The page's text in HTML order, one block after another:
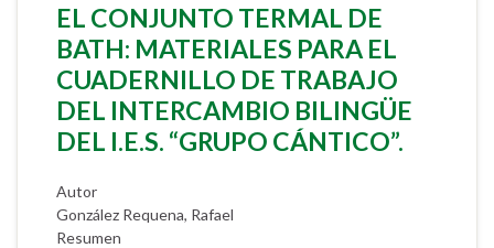
EL CONJUNTO TERMAL DE
BATH: MATERIALES PARA EL
CUADERNILLO DE TRABAJO
DEL INTERCAMBIO BILINGÜE
DEL I.E.S. “GRUPO CÁNTICO”.
Autor
González Requena, Rafael
Resumen